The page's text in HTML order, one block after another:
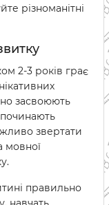
різноманітні
2-3 років грає
засвоюють
починають
звертати
мовної
правильно